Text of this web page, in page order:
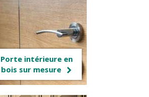
Porte intérieure en
bois sur mesure